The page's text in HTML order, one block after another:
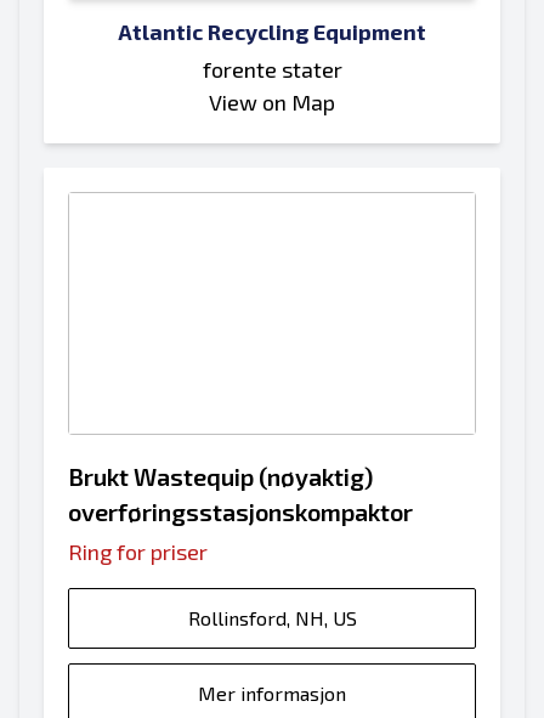
Atlantic Recycling Equipment
forente stater
View on Map
Brukt Wastequip (nøyaktig)
overføringsstasjonskompaktor
Ring for priser
Rollinsford, NH, US
Mer informasjon